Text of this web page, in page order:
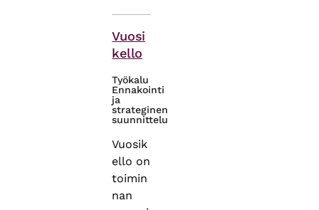
Vuosi
kello
Työkalu
Ennakointi
ja
strateginen
suunnittelu
Vuosik
ello on
toimin
nan